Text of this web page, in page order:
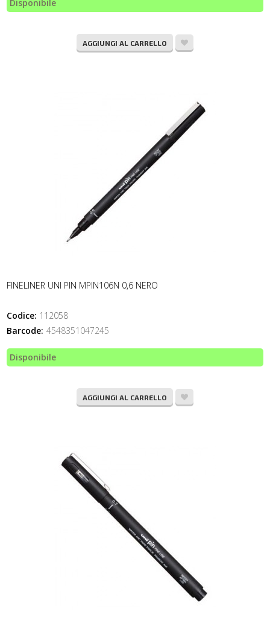
Disponibile
AGGIUNGI AL CARRELLO
FINELINER UNI PIN MPIN106N 0,6 NERO
Codice: 112058
Barcode: 4548351047245
Disponibile
AGGIUNGI AL CARRELLO